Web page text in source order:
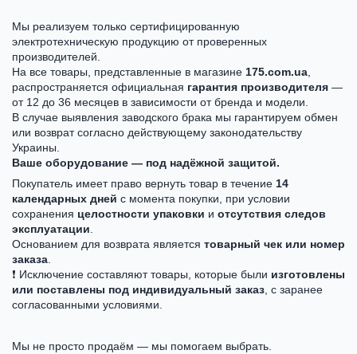
Мы реализуем только сертифицированную
электротехническую продукцию от проверенных
производителей.
На все товары, представленные в магазине 175.com.ua
распространяется официальная гарантия производителя —
от 12 до 36 месяцев в зависимости от бренда и модели.
В случае выявления заводского брака мы гарантируем обмен
или возврат согласно действующему законодательству
Украины.
Ваше оборудование — под надёжной защитой.
Покупатель имеет право вернуть товар в течение 14
календарных дней с момента покупки, при условии
сохранения целостности упаковки и отсутствия следов
эксплуатации
Основанием для возврата является товарный чек или номер
заказа
❗ Исключение составляют товары, которые были изготовлены
или поставлены под индивидуальный заказ , с заранее
согласованными условиями.
Мы не просто продаём — мы помогаем выбрать.